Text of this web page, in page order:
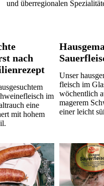
und überregionalen
nach
im
eine
mit hohem
Unser
fleisch im
wöchentlich
magerem
einer leicht